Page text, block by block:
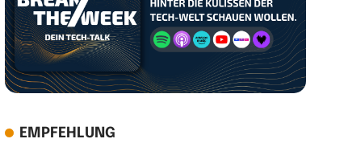
EMPFEHLUNG